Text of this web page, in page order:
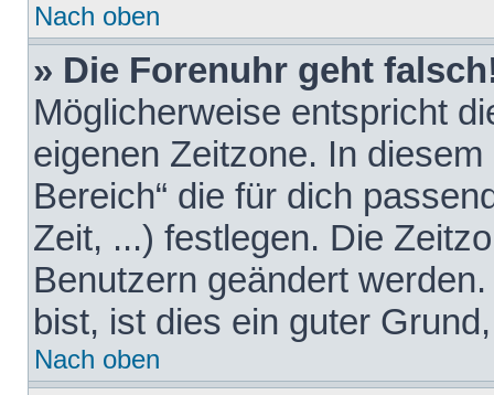
Nach oben
» Die Forenuhr geht
Möglicherweise entspricht
eigenen Zeitzone. In
Bereich“ die für dich
Zeit, ...) festlegen. Die
Benutzern geändert
bist, ist dies ein guter
Nach oben